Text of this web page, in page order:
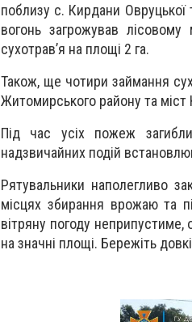
поблизу с. Кирдани Овруцької
вогонь загрожував
сухотрав’я на площі 2 га.
Також, ще чотири займання
Житомирського району та міст
Під час усіх пожеж
надзвичайних подій
Рятувальники наполегливо
місцях збирання врожаю та
вітряну погоду
на значні площі. Бережіть